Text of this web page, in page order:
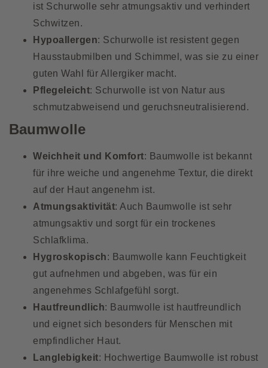
ist Schurwolle sehr atmungsaktiv und verhindert
Schwitzen.
Hypoallergen: Schurwolle ist resistent gegen
Hausstaubmilben und Schimmel, was sie zu einer
guten Wahl für Allergiker macht.
Pflegeleicht: Schurwolle ist von Natur aus
schmutzabweisend und geruchsneutralisierend.
Baumwolle
Weichheit und Komfort: Baumwolle ist bekannt
für ihre weiche und angenehme Textur, die direkt
auf der Haut angenehm ist.
Atmungsaktivität: Auch Baumwolle ist sehr
atmungsaktiv und sorgt für ein trockenes
Schlafklima.
Hygroskopisch: Baumwolle kann Feuchtigkeit
gut aufnehmen und abgeben, was für ein
angenehmes Schlafgefühl sorgt.
Hautfreundlich: Baumwolle ist hautfreundlich
und eignet sich besonders für Menschen mit
empfindlicher Haut.
Langlebigkeit: Hochwertige Baumwolle ist robust